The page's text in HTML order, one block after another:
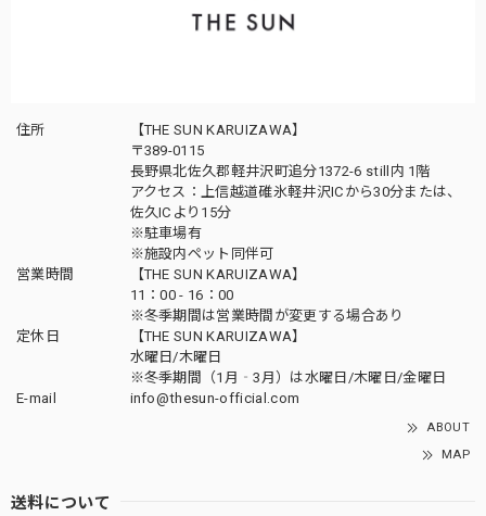
住所
【THE SUN KARUIZAWA】
〒389-0115
長野県北佐久郡軽井沢町追分1372-6 still内 1階
アクセス：上信越道碓氷軽井沢ICから30分または、
佐久ICより15分
※駐車場有
※施設内ペット同伴可
営業時間
【THE SUN KARUIZAWA】
11：00 - 16：00
※冬季期間は営業時間が変更する場合あり
定休日
【THE SUN KARUIZAWA】
水曜日/木曜日
※冬季期間（1月‐3月）は水曜日/木曜日/金曜日
E-mail
info@thesun-official.com
ABOUT
MAP
送料について